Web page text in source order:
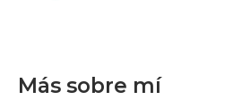
Más sobre mí